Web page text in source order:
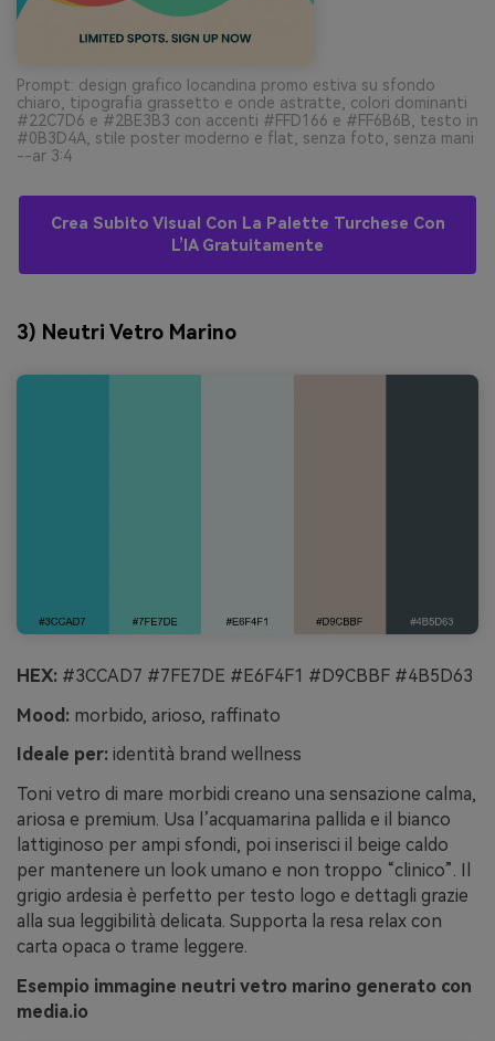
Prompt: design grafico locandina promo estiva su sfondo
chiaro, tipografia grassetto e onde astratte, colori dominanti
#22C7D6 e #2BE3B3 con accenti #FFD166 e #FF6B6B, testo in
#0B3D4A, stile poster moderno e flat, senza foto, senza mani
--ar 3:4
Crea Subito Visual Con La Palette Turchese Con
L’IA Gratuitamente
3) Neutri Vetro Marino
HEX: #3CCAD7 #7FE7DE #E6F4F1 #D9CBBF #4B5D63
Mood: morbido, arioso, raffinato
Ideale per: identità brand wellness
Toni vetro di mare morbidi creano una sensazione calma,
ariosa e premium. Usa l’acquamarina pallida e il bianco
lattiginoso per ampi sfondi, poi inserisci il beige caldo
per mantenere un look umano e non troppo “clinico”. Il
grigio ardesia è perfetto per testo logo e dettagli grazie
alla sua leggibilità delicata. Supporta la resa relax con
carta opaca o trame leggere.
Esempio immagine neutri vetro marino generato con
media.io